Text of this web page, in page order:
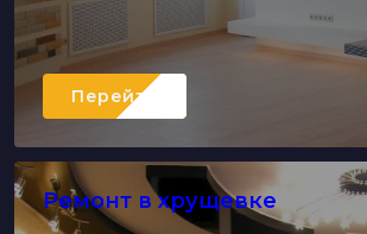
Перейти
Ремонт в хрущевке